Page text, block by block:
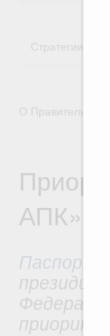
Стратегии
О Правительстве
АПК»
Паспорт